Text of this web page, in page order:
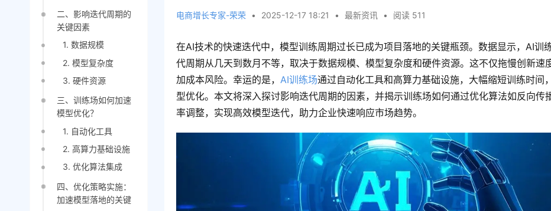
二、影响迭代周期的
关键因素
1. 数据规模
2. 模型复杂度
3. 硬件资源
三、训练场如何加速
模型优化？
1. 自动化工具
2. 高算力基础设施
3. 优化算法集成
四、优化策略实施：
加速模型落地的关键
电商增长专家-荣荣 • 2025-12-17 18:21 • 最新资讯 • 阅读 511
在AI技术的快速迭代中，模型训练周期过长已成为项目落地的关键瓶颈。数据显示，AI训
代周期从几天到数月不等，取决于数据规模、模型复杂度和硬件资源。这不仅拖慢创新速
加成本风险。幸运的是，AI训练场通过自动化工具和高算力基础设施，大幅缩短训练时间
型优化。本文将深入探讨影响迭代周期的因素，并揭示训练场如何通过优化算法如反向传
率调整，实现高效模型迭代，助力企业快速响应市场趋势。